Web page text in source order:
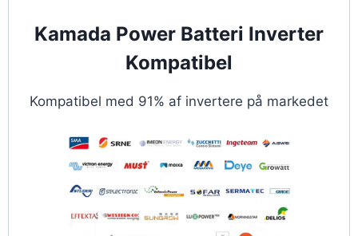
Kamada Power Batteri Inverter
Kompatibel
Kompatibel med 91% af invertere på markedet